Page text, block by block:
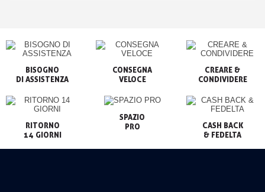
BISOGNO
CONSEGNA
VELOCE
CREARE &
CONDIVIDERE
RITORNO
14 GIORNI
SPAZIO
PRO
CASH BACK
& FEDELTA